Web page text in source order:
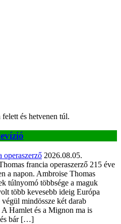
és hetvenen túl.
operaszerző 2026.08.05.
francia operaszerző 215 éve
a napon. Ambroise Thomas
túlnyomó többsége a maguk
több kevesebb ideig Európa
végül mindössze két darab
Hamlet és a Mignon ma is
és bár […]